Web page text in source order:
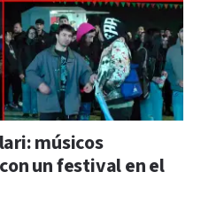
músicos
un festival en el